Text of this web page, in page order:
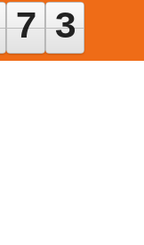
7
7 3
3